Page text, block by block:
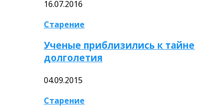
16.07.2016
Старение
Ученые приблизились к тайне
долголетия
04.09.2015
Старение